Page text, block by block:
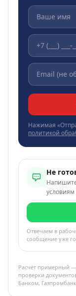
Нажимая
политикой
Не
условиям
Отвечаем в
сообщение уже
Расчёт примерный —
проверки
Банком,